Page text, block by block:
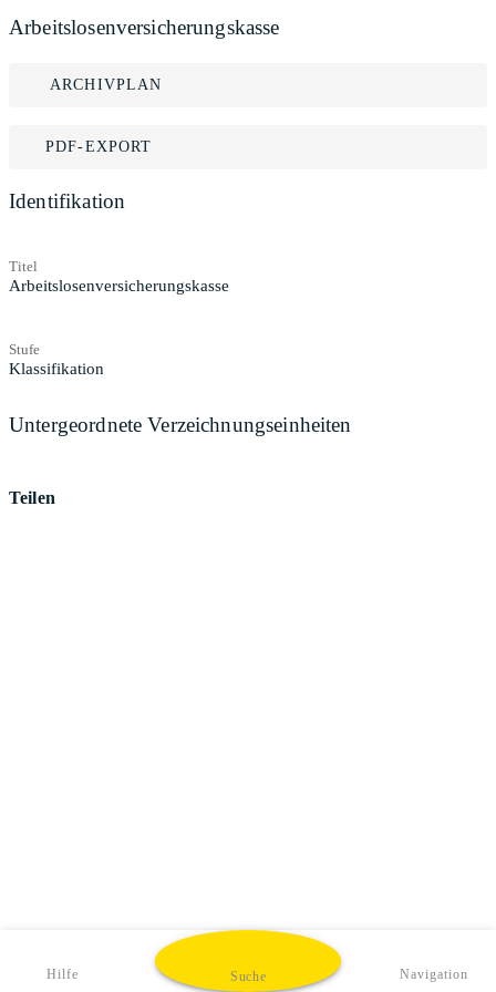
Arbeitslosenversicherungskasse
ARCHIVPLAN
PDF-EXPORT
Identifikation
Titel
Arbeitslosenversicherungskasse
Stufe
Klassifikation
Untergeordnete Verzeichnungseinheiten
Teilen
Hilfe Suche Navigation